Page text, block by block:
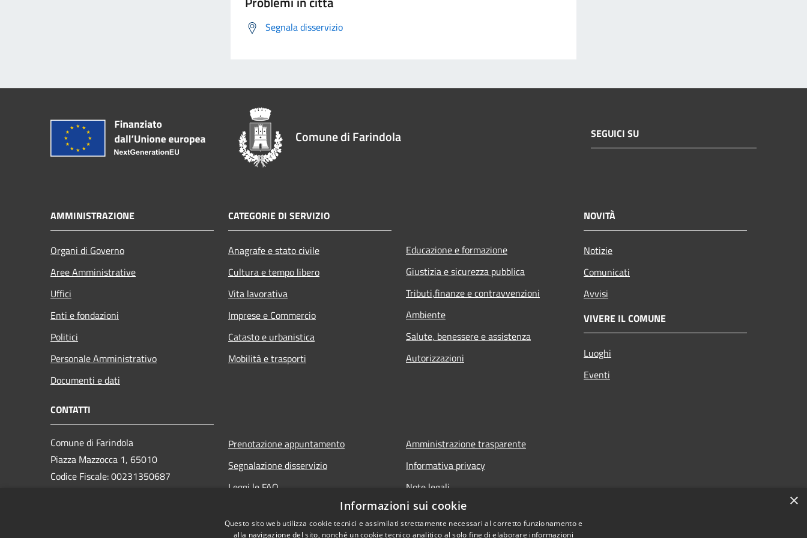
Segnala disservizio
Comune di Farindola SEGUICI SU
AMMINISTRAZIONE
Organi di Governo
Aree Amministrative
Uffici
Enti e fondazioni
Politici
Personale Amministrativo
Documenti e dati
CATEGORIE DI SERVIZIO
Anagrafe e stato civile
Cultura e tempo libero
Vita lavorativa
Imprese e Commercio
Catasto e urbanistica
Mobilità e trasporti
Educazione e formazione
Giustizia e sicurezza pubblica
Tributi,finanze e contravvenzioni
Ambiente
Salute, benessere e assistenza
Autorizzazioni
NOVITÀ
Notizie
Comunicati
Avvisi
VIVERE IL COMUNE
Luoghi
Eventi
CONTATTI
Comune di Farindola
Piazza Mazzocca 1, 65010
Codice Fiscale: 00231350687
Prenotazione appuntamento
Segnalazione disservizio
Leggi le FAQ
Amministrazione trasparente
Informativa privacy
Note legali
Dichiarazione di accessibilità
×
Informazioni sui cookie
Questo sito web utilizza cookie tecnici e assimilati strettamente necessari al corretto funzionamento e
alla navigazione del sito, nonché un cookie tecnico analitico al solo fine di elaborare informazioni